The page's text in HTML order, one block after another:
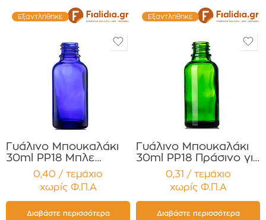
Εξαντλήθηκε
Γυάλινο Μπουκαλάκι
30ml PP18 Μπλε
Κοβαλτίου για Αιθέρια
Έλαια ,Βάμματα,
Αρώματα Συσκευασία
12 τεμαχίων
0,40 / τεμάχιο
χωρίς Φ.Π.Α
Διαβάστε περισσότερα
Εξαντλήθηκε
Γυάλινο Μπουκαλάκι
30ml PP18 Πράσινο για
Αιθέρια Έλαια,
Βάμματα Συσκευασία
12 τεμαχίων
0,31 / τεμάχιο
χωρίς Φ.Π.Α
Διαβάστε περισσότερα